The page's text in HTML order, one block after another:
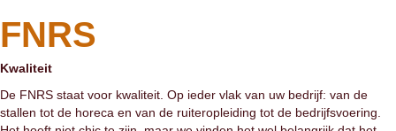
FNRS
Kwaliteit
De FNRS staat voor kwaliteit. Op ieder vlak van uw bedrijf: van de
stallen tot de horeca en van de ruiteropleiding tot de bedrijfsvoering.